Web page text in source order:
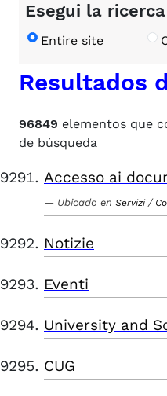
Esegui la
Entire site
Resultados
96849 elementos que
de búsqueda
Accesso ai
Ubicado en Servizi /
Notizie
Eventi
University and
CUG